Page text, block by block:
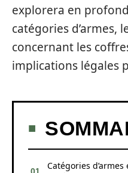
explorera en
catégories d’armes,
concernant les
implications légales
Catégories